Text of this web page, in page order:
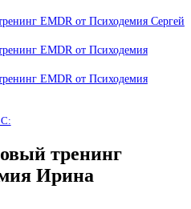
EMDR от Психодемия Сергей
EMDR от Психодемия
EMDR от Психодемия
тренинг
Ирина